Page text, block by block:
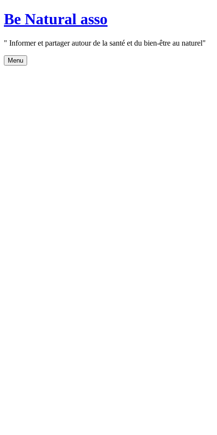
Aller
au
Be Natural asso
" Informer et partager autour de la santé et du bien-être au naturel"
Menu